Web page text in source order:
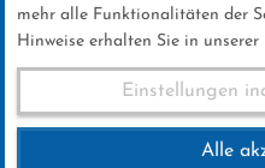
FIS Skisprung
24.03.2024
mehr alle Funktionalitäten der
Hinweise erhalten Sie in
Einstellungen
Alle